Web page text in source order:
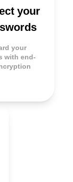
your
your
with end-